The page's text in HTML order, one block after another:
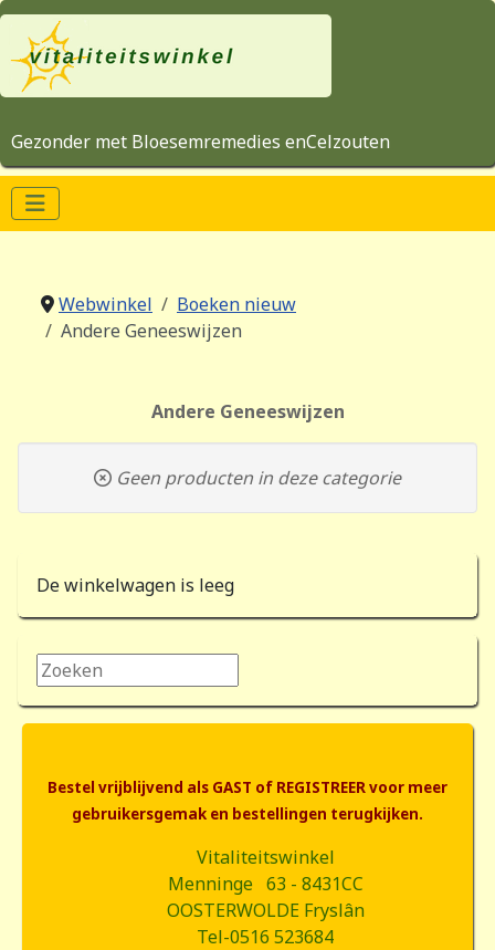
Gezonder met Bloesemremedies enCelzouten
Webwinkel
Boeken nieuw
Andere Geneeswijzen
Andere Geneeswijzen
Geen producten in deze categorie
De winkelwagen is leeg
Zoeken...
Bestel vrijblijvend als GAST of REGISTREER voor meer
gebruikersgemak en bestellingen terugkijken.
Vitaliteitswinkel
Menninge 63 - 8431CC
OOSTERWOLDE Fryslân
Tel-0516 523684